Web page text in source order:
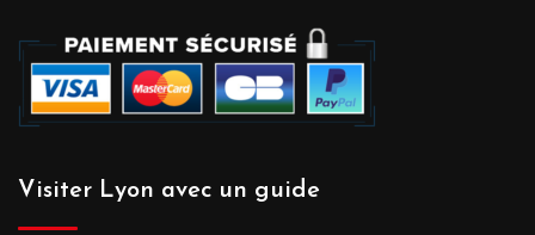
Visiter Lyon avec un guide